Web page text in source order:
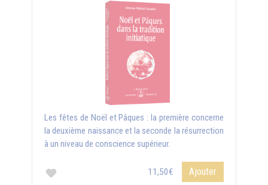
Les fêtes de Noël et Pâques : la première concerne
la deuxième naissance et la seconde la résurrection
à un niveau de conscience supérieur.
11,50€ Ajouter